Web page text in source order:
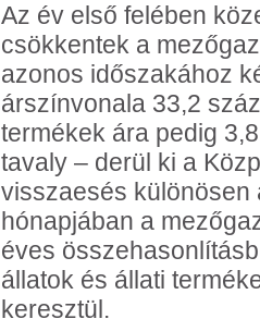
Az év első felében
csökkentek a
azonos időszakához
árszínvonala 33,2
termékek ára pedig
tavaly – derül ki a
visszaesés különösen
hónapjában a
éves
állatok és állati
keresztül.